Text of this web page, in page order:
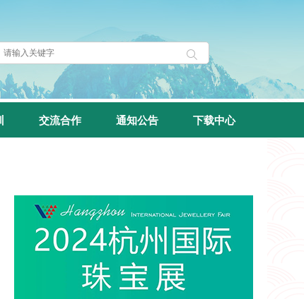
交流合作 通知公告 下载中心